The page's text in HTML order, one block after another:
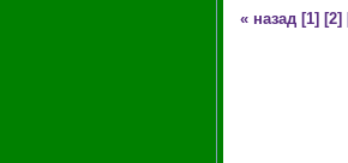
« назад [1] [2]